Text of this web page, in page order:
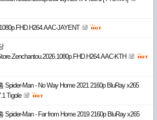
JAYENT
KTH
Man - No Way Home 2021 2160p BluRay x265
Tigole
Man - Far from Home 2019 2160p BluRay x265